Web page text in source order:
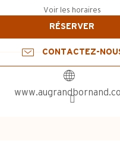
Voir les horaires
RÉSERVER
CONTACTEZ-